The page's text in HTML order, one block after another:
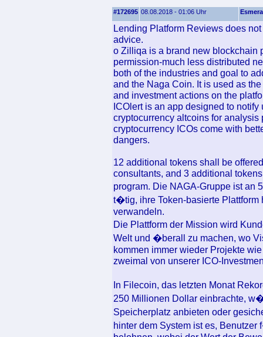
#172695 08.08.2018 - 01:06 Uhr
Lending Platform Reviews does
advice.
o Zilliqa is a brand new blockchain
permission-much less distributed
both of the industries and goal to
and the Naga Coin. It is used as
and investment actions on the
ICOlert is an app designed to
cryptocurrency altcoins for
cryptocurrency ICOs come with
dangers.
12 additional tokens shall be
consultants, and 3 additional
program. Die NAGA-Gruppe ist
t�tig, ihre Token-basierte Plattform
verwandeln.
Die Plattform der Mission wird
Welt und �berall zu machen, wo
kommen immer wieder Projekte
zweimal von unserer ICO-
In Filecoin, das letzten Monat
250 Millionen Dollar einbrachte,
Speicherplatz anbieten oder
hinter dem System ist es,